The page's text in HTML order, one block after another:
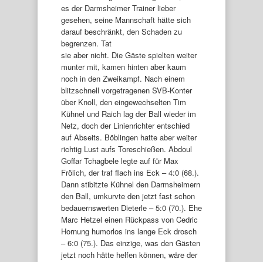
es der Darmsheimer Trainer lieber
gesehen, seine Mannschaft hätte sich
darauf beschränkt, den Schaden zu
begrenzen. Tat
sie aber nicht. Die Gäste spielten weiter
munter mit, kamen hinten aber kaum
noch in den Zweikampf. Nach einem
blitzschnell vorgetragenen SVB-Konter
über Knoll, den eingewechselten Tim
Kühnel und Raich lag der Ball wieder im
Netz, doch der Linienrichter entschied
auf Abseits. Böblingen hatte aber weiter
richtig Lust aufs Toreschießen. Abdoul
Goffar Tchagbele legte auf für Max
Frölich, der traf flach ins Eck – 4:0 (68.).
Dann stibitzte Kühnel den Darmsheimern
den Ball, umkurvte den jetzt fast schon
bedauernswerten Dieterle – 5:0 (70.). Ehe
Marc Hetzel einen Rückpass von Cedric
Hornung humorlos ins lange Eck drosch
– 6:0 (75.). Das einzige, was den Gästen
jetzt noch hätte helfen können, wäre der